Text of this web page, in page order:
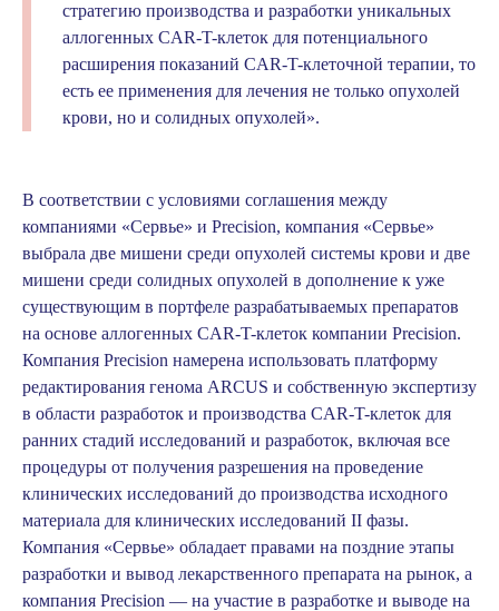
стратегию производства и разработки уникальных
аллогенных CAR-T-клеток для потенциального
расширения показаний CAR-T-клеточной терапии, то
есть ее применения для лечения не только опухолей
крови, но и солидных опухолей».
В соответствии с условиями соглашения между
компаниями «Сервье» и Precision, компания «Сервье»
выбрала две мишени среди опухолей системы крови и две
мишени среди солидных опухолей в дополнение к уже
существующим в портфеле разрабатываемых препаратов
на основе аллогенных CAR-T-клеток компании Precision.
Компания Precision намерена использовать платформу
редактирования генома ARCUS и собственную экспертизу
в области разработок и производства CAR-T-клеток для
ранних стадий исследований и разработок, включая все
процедуры от получения разрешения на проведение
клинических исследований до производства исходного
материала для клинических исследований II фазы.
Компания «Сервье» обладает правами на поздние этапы
разработки и вывод лекарственного препарата на рынок, а
компания Precision — на участие в разработке и выводе на